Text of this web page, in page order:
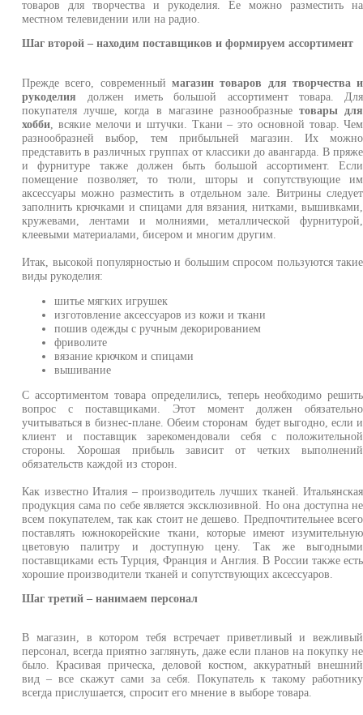
товаров для творчества и рукоделия. Ее можно разместить на
местном телевидении или на радио.
Шаг второй – находим поставщиков и формируем ассортимент
Прежде всего, современныймагазин товаров для творчества и
рукоделия должен иметь большой ассортимент товара. Для
покупателя лучше, когда в магазине разнообразныетовары для
хобби , всякие мелочи и штучки. Ткани – это основной товар. Чем
разнообразней выбор, тем прибыльней магазин. Их можно
представить в различных группах от классики до авангарда. В пряже
и фурнитуре также должен быть большой ассортимент. Если
помещение позволяет, то тюли, шторы и сопутствующие им
аксессуары можно разместить в отдельном зале. Витрины следует
заполнить крючками и спицами для вязания, нитками, вышивками,
кружевами, лентами и молниями, металлической фурнитурой,
клеевыми материалами, бисером и многим другим.
Итак, высокой популярностью и большим спросом пользуются такие
виды рукоделия:
шитье мягких игрушек
изготовление аксессуаров из кожи и ткани
пошив одежды с ручным декорированием
фриволите
вязание крючком и спицами
вышивание
С ассортиментом товара определились, теперь необходимо решить
вопрос с поставщиками. Этот момент должен обязательно
учитываться в бизнес-плане. Обеим сторонам будет выгодно, если и
клиент и поставщик зарекомендовали себя с положительной
стороны. Хорошая прибыль зависит от четких выполнений
обязательств каждой из сторон.
Как известно Италия – производитель лучших тканей. Итальянская
продукция сама по себе является эксклюзивной. Но она доступна не
всем покупателем, так как стоит не дешево. Предпочтительнее всего
поставлять южнокорейские ткани, которые имеют изумительную
цветовую палитру и доступную цену. Так же выгодными
поставщиками есть Турция, Франция и Англия. В России также есть
хорошие производители тканей и сопутствующих аксессуаров.
Шаг третий – нанимаем персонал
В магазин, в котором тебя встречает приветливый и вежливый
персонал, всегда приятно заглянуть, даже если планов на покупку не
было. Красивая прическа, деловой костюм, аккуратный внешний
вид – все скажут сами за себя. Покупатель к такому работнику
всегда прислушается, спросит его мнение в выборе товара.